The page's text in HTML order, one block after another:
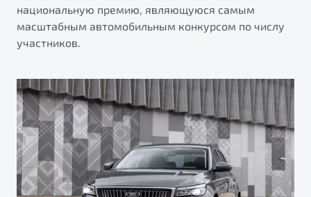
Универсальный кроссовер
от 2 499 990 ₽*
Обзор В наличии
Автокредит
Спецпредложения
Преимущества программы
Запись на сервис
Калькулятор ТО
Клиентская поддержка
национальную премию, являющуюся самым
масштабным автомобильным конкурсом по числу
участников.